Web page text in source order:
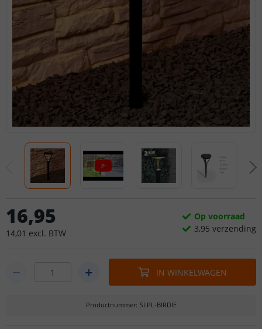
16,95
14,01 excl. BTW
Op voorraad
3,95 verzending
IN WINKELWAGEN
Productnummer: SLPL-BIRDIE